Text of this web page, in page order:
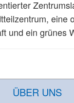
eine
und ein grünes
ÜBER UNS